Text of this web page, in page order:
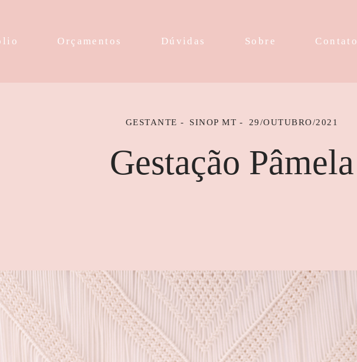
Orçamentos Dúvidas Sobre Contato
GESTANTE SINOP MT 29/OUTUBRO/2021
Gestação Pâmela